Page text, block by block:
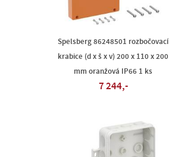
Spelsberg 86248501 rozbočovací
krabice (d x š x v) 200 x 110 x 200
mm oranžová IP66 1 ks
7 244,-